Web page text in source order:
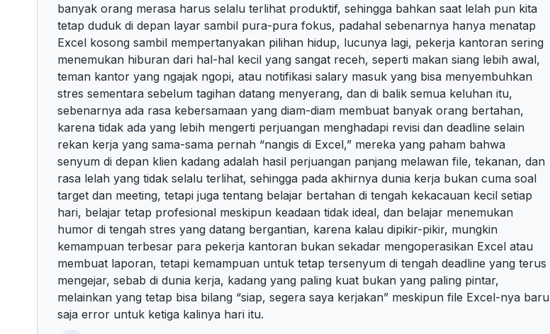
banyak orang merasa harus selalu terlihat produktif, sehingga bahkan saat lelah pun kita
tetap duduk di depan layar sambil pura-pura fokus, padahal sebenarnya hanya menatap
Excel kosong sambil mempertanyakan pilihan hidup, lucunya lagi, pekerja kantoran sering
menemukan hiburan dari hal-hal kecil yang sangat receh, seperti makan siang lebih awal,
teman kantor yang ngajak ngopi, atau notifikasi salary masuk yang bisa menyembuhkan
stres sementara sebelum tagihan datang menyerang, dan di balik semua keluhan itu,
sebenarnya ada rasa kebersamaan yang diam-diam membuat banyak orang bertahan,
karena tidak ada yang lebih mengerti perjuangan menghadapi revisi dan deadline selain
rekan kerja yang sama-sama pernah “nangis di Excel,” mereka yang paham bahwa
senyum di depan klien kadang adalah hasil perjuangan panjang melawan file, tekanan, dan
rasa lelah yang tidak selalu terlihat, sehingga pada akhirnya dunia kerja bukan cuma soal
target dan meeting, tetapi juga tentang belajar bertahan di tengah kekacauan kecil setiap
hari, belajar tetap profesional meskipun keadaan tidak ideal, dan belajar menemukan
humor di tengah stres yang datang bergantian, karena kalau dipikir-pikir, mungkin
kemampuan terbesar para pekerja kantoran bukan sekadar mengoperasikan Excel atau
membuat laporan, tetapi kemampuan untuk tetap tersenyum di tengah deadline yang terus
mengejar, sebab di dunia kerja, kadang yang paling kuat bukan yang paling pintar,
melainkan yang tetap bisa bilang “siap, segera saya kerjakan” meskipun file Excel-nya baru
saja error untuk ketiga kalinya hari itu.